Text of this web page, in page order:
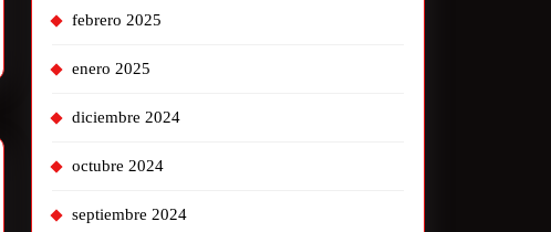
febrero 2025
enero 2025
diciembre 2024
octubre 2024
septiembre 2024